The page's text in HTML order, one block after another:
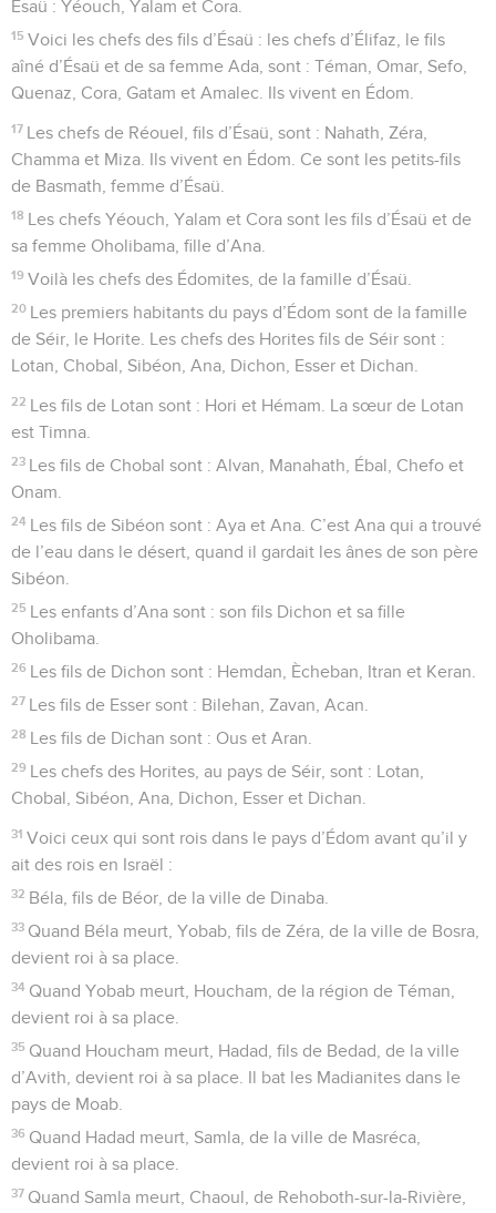
Ésaü : Yéouch, Yalam et Cora.
15 Voici les chefs des fils d’Ésaü : les chefs d’Élifaz, le fils
aîné d’Ésaü et de sa femme Ada, sont : Téman, Omar, Sefo,
Quenaz, Cora, Gatam et Amalec. Ils vivent en Édom.
17 Les chefs de Réouel, fils d’Ésaü, sont : Nahath, Zéra,
Chamma et Miza. Ils vivent en Édom. Ce sont les petits-fils
de Basmath, femme d’Ésaü.
18 Les chefs Yéouch, Yalam et Cora sont les fils d’Ésaü et de
sa femme Oholibama, fille d’Ana.
19 Voilà les chefs des Édomites, de la famille d’Ésaü.
20 Les premiers habitants du pays d’Édom sont de la famille
de Séir, le Horite. Les chefs des Horites fils de Séir sont :
Lotan, Chobal, Sibéon, Ana, Dichon, Esser et Dichan.
22 Les fils de Lotan sont : Hori et Hémam. La sœur de Lotan
est Timna.
23 Les fils de Chobal sont : Alvan, Manahath, Ébal, Chefo et
Onam.
24 Les fils de Sibéon sont : Aya et Ana. C’est Ana qui a trouvé
de l’eau dans le désert, quand il gardait les ânes de son père
Sibéon.
25 Les enfants d’Ana sont : son fils Dichon et sa fille
Oholibama.
26 Les fils de Dichon sont : Hemdan, Ècheban, Itran et Keran.
27 Les fils de Esser sont : Bilehan, Zavan, Acan.
28 Les fils de Dichan sont : Ous et Aran.
29 Les chefs des Horites, au pays de Séir, sont : Lotan,
Chobal, Sibéon, Ana, Dichon, Esser et Dichan.
31 Voici ceux qui sont rois dans le pays d’Édom avant qu’il y
ait des rois en Israël :
32 Béla, fils de Béor, de la ville de Dinaba.
33 Quand Béla meurt, Yobab, fils de Zéra, de la ville de Bosra,
devient roi à sa place.
34 Quand Yobab meurt, Houcham, de la région de Téman,
devient roi à sa place.
35 Quand Houcham meurt, Hadad, fils de Bedad, de la ville
d’Avith, devient roi à sa place. Il bat les Madianites dans le
pays de Moab.
36 Quand Hadad meurt, Samla, de la ville de Masréca,
devient roi à sa place.
37 Quand Samla meurt, Chaoul, de Rehoboth-sur-la-Rivière,